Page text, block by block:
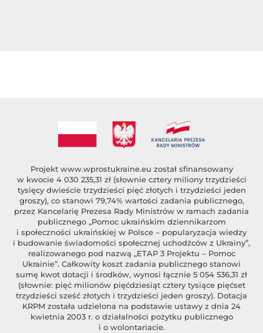
Projekt www.wprostukraine.eu został sfinansowany
w kwocie 4 030 235,31 zł (słownie cztery miliony trzydzieści
tysięcy dwieście trzydzieści pięć złotych i trzydzieści jeden
groszy), co stanowi 79,74% wartości zadania publicznego,
przez Kancelarię Prezesa Rady Ministrów w ramach zadania
publicznego „Pomoc ukraińskim dziennikarzom
i społeczności ukraińskiej w Polsce – popularyzacja wiedzy
i budowanie świadomości społecznej uchodźców z Ukrainy”,
realizowanego pod nazwą „ETAP 3 Projektu – Pomoc
Ukrainie”. Całkowity koszt zadania publicznego stanowi
sumę kwot dotacji i środków, wynosi łącznie 5 054 536,31 zł
(słownie: pięć milionów pięćdziesiąt cztery tysiące pięćset
trzydzieści sześć złotych i trzydzieści jeden groszy). Dotacja
KRPM została udzielona na podstawie ustawy z dnia 24
kwietnia 2003 r. o działalności pożytku publicznego
i o wolontariacie.